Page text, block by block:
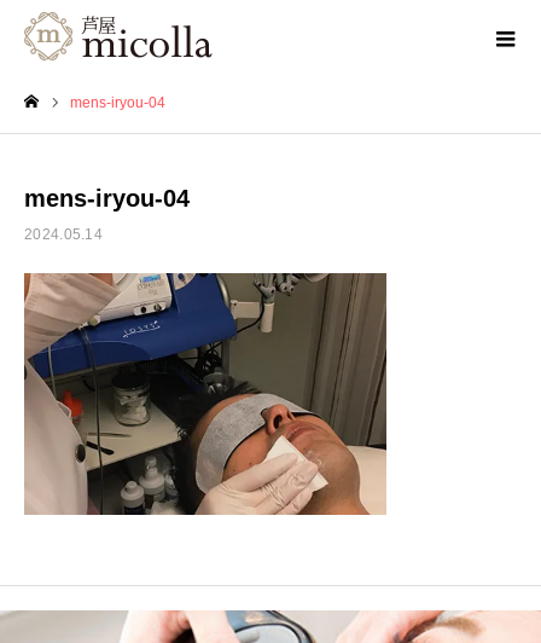
mens-iryou-04
mens-iryou-04
2024.05.14